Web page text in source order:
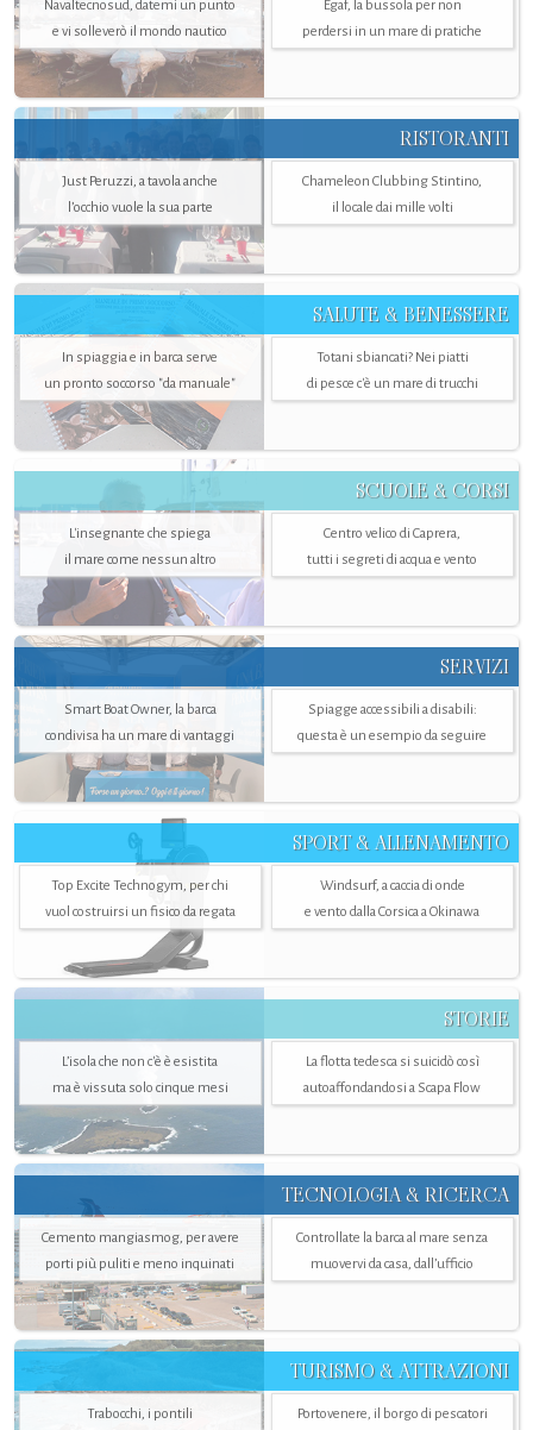
Navaltecnosud, datemi un punto
e vi solleverò il mondo nautico
Egaf, la bussola per non
perdersi in un mare di pratiche
RISTORANTI
Just Peruzzi, a tavola anche
l’occhio vuole la sua parte
Chameleon Clubbing Stintino,
il locale dai mille volti
SALUTE & BENESSERE
In spiaggia e in barca serve
un pronto soccorso "da manuale"
Totani sbiancati? Nei piatti
di pesce c'è un mare di trucchi
SCUOLE & CORSI
L'insegnante che spiega
il mare come nessun altro
Centro velico di Caprera,
tutti i segreti di acqua e vento
SERVIZI
Smart Boat Owner, la barca
condivisa ha un mare di vantaggi
Spiagge accessibili a disabili:
questa è un esempio da seguire
SPORT & ALLENAMENTO
Top Excite Technogym, per chi
vuol costruirsi un fisico da regata
Windsurf, a caccia di onde
e vento dalla Corsica a Okinawa
STORIE
L’isola che non c'è è esistita
ma è vissuta solo cinque mesi
La flotta tedesca si suicidò così
autoaffondandosi a Scapa Flow
TECNOLOGIA & RICERCA
Cemento mangiasmog, per avere
porti più puliti e meno inquinati
Controllate la barca al mare senza
muovervi da casa, dall’ufficio
TURISMO & ATTRAZIONI
Trabocchi, i pontili
Portovenere, il borgo di pescatori